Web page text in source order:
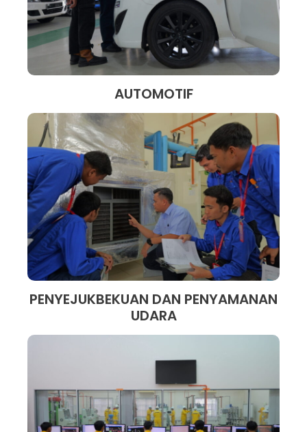
AUTOMOTIF
PENYEJUKBEKUAN DAN PENYAMANAN
UDARA